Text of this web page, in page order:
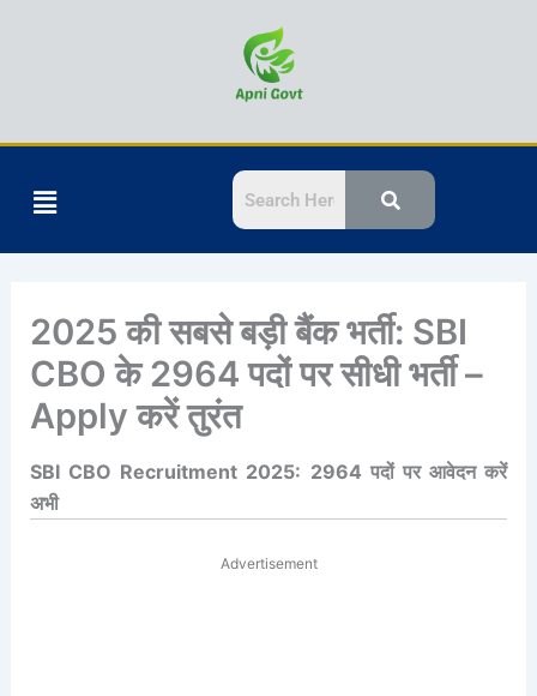
Menu
2025 की सबसे बड़ी बैंक भर्ती: SBI
CBO के 2964 पदों पर सीधी भर्ती –
Apply करें तुरंत
SBI CBO Recruitment 2025: 2964 पदों पर आवेदन करें
अभी
Advertisement